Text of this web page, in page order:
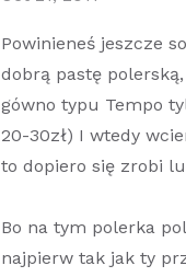
Powinieneś jeszcze
dobrą pastę
gówno typu Tempo
20-30zł) I wtedy
to dopiero się zrobi
Bo na tym polerka
najpierw tak jak ty